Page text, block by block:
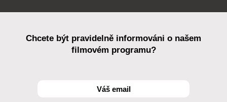
Chcete být pravidelně informováni o našem
filmovém programu?